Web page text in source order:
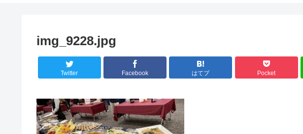
img_9228.jpg
Twitter Facebook はてブ Pocket